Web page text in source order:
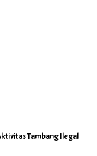
Tambang Ilegal